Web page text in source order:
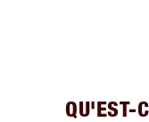
QU'EST-